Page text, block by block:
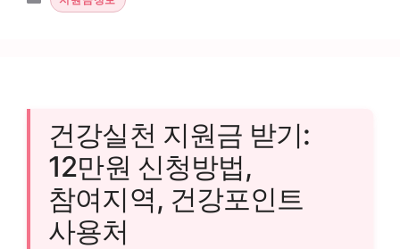
건강실천 지원금 받기:
12만원 신청방법,
참여지역, 건강포인트
사용처